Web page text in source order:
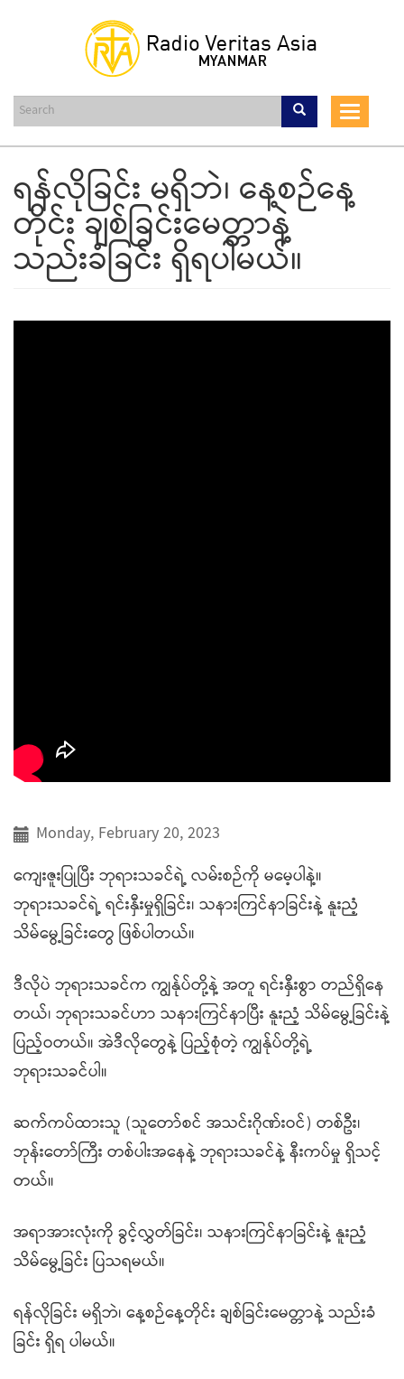
content
Toggle
ရန်လိုခြင်း မရှိဘဲ၊ နေ့စဉ်နေ့
တိုင်း ချစ်ခြင်းမေတ္တာနဲ့
သည်းခံခြင်း ရှိရပါမယ်။
Monday, February 20, 2023
ကျေးဇူးပြုပြီး ဘုရားသခင်ရဲ့ လမ်းစဉ်ကို မမေ့ပါနဲ့။
ဘုရားသခင်ရဲ့ ရင်းနှီးမှုရှိခြင်း၊ သနားကြင်နာခြင်းနဲ့ နူးညံ့
သိမ်မွေ့ခြင်းတွေ ဖြစ်ပါတယ်။
ဒီလိုပဲ ဘုရားသခင်က ကျွန်ုပ်တို့နဲ့ အတူ ရင်းနှီးစွာ တည်ရှိနေ
တယ်၊ ဘုရားသခင်ဟာ သနားကြင်နာပြီး နူးညံ့ သိမ်မွေ့ခြင်းနဲ့
ပြည့်ဝတယ်။ အဲဒီလိုတွေနဲ့ ပြည့်စုံတဲ့ ကျွန်ုပ်တို့ရဲ့
ဘုရားသခင်ပါ။
ဆက်ကပ်ထားသူ (သူတော်စင် အသင်းဂိုဏ်းဝင်) တစ်ဦး၊
ဘုန်းတော်ကြီး တစ်ပါးအနေနဲ့ ဘုရားသခင်နဲ့ နီးကပ်မှု ရှိသင့်
တယ်။
အရာအားလုံးကို ခွင့်လွှတ်ခြင်း၊ သနားကြင်နာခြင်းနဲ့ နူးညံ့
သိမ်မွေ့ခြင်း ပြသရမယ်။
ရန်လိုခြင်း မရှိဘဲ၊ နေ့စဉ်နေ့တိုင်း ချစ်ခြင်းမေတ္တာနဲ့ သည်းခံ
ခြင်း ရှိရ ပါမယ်။